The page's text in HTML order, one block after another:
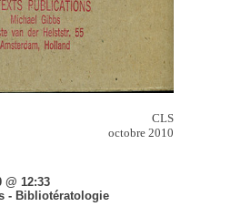
CLS
octobre 2010
@ 12:33
- Bibliotératologie